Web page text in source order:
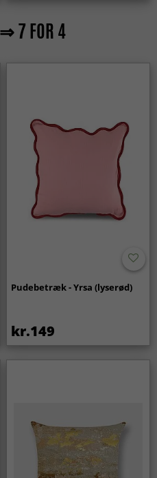
7 FOR 4
Pudebetræk - Yrsa (lyserød)
kr.149